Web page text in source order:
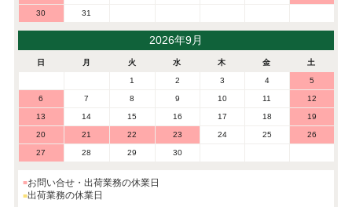
30 31
2026年9月
日 月 火 水 木 金 土
1 2 3 4 5
6 7 8 9 10 11 12
13 14 15 16 17 18 19
20 21 22 23 24 25 26
27 28 29 30
お問い合せ・出荷業務の休業日
出荷業務の休業日